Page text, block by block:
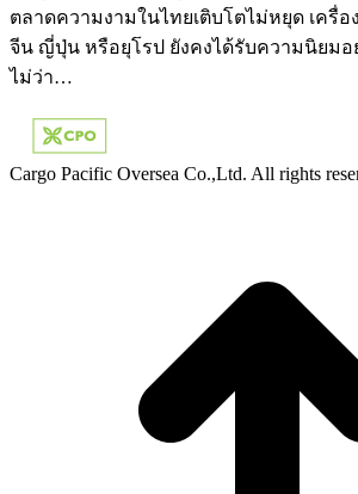
ตลาดความงามในไทยเติบโตไม่หยุด เครื่อ
จีน ญี่ปุ่น หรือยุโรป ยังคงได้รับความนิยมอ
ไม่ว่า…
Cargo Pacific Oversea Co.,Ltd. All rights